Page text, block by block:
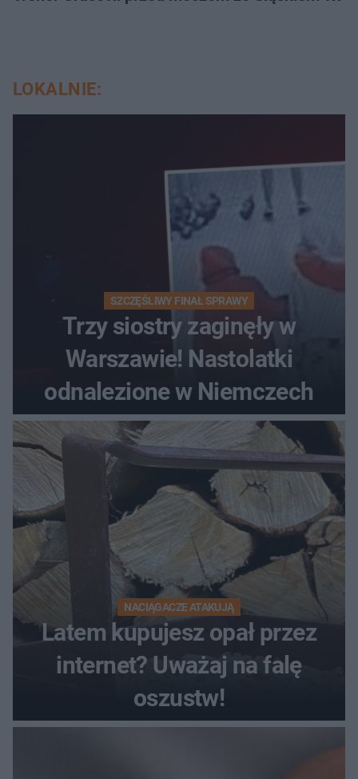
LOKALNIE:
SZCZĘŚLIWY FINAŁ SPRAWY
Trzy siostry zaginęły w
Warszawie! Nastolatki
odnalezione w Niemczech
NACIĄGACZE ATAKUJĄ
Latem kupujesz opał przez
internet? Uważaj na falę
oszustw!